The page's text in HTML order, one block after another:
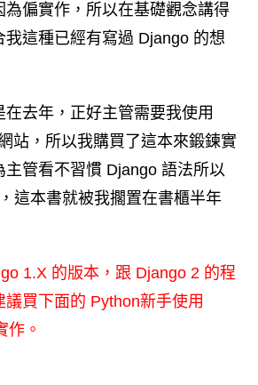
為偏實作，所以在基礎觀念講得
我這種已經有寫過 Django 的想
去年，正好主管需要我使用
站，所以我購買了這本來鍛鍊實
管看不習慣 Django 語法所以
這本書就被我擱置在書櫃半年
1.X 的版本，跟 Django 2 的程
買下面的 Python新手使用
作。